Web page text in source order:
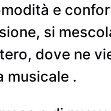
e
si
dove ne
musicale .